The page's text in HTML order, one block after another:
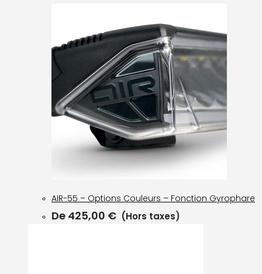
AIR-55 – Options Couleurs – Fonction Gyrophare
De 425,00 € (Hors taxes)